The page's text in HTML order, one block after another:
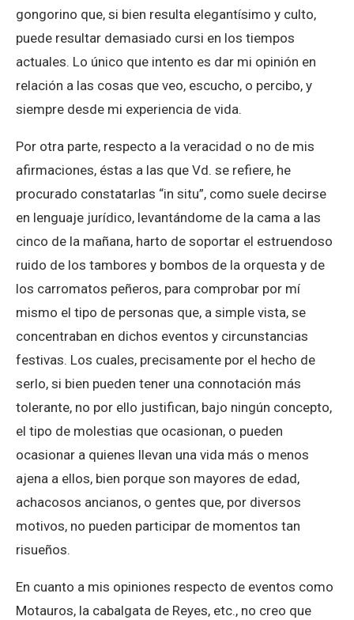
gongorino que, si bien resulta elegantísimo y culto,
puede resultar demasiado cursi en los tiempos
actuales. Lo único que intento es dar mi opinión en
relación a las cosas que veo, escucho, o percibo, y
siempre desde mi experiencia de vida.
Por otra parte, respecto a la veracidad o no de mis
afirmaciones, éstas a las que Vd. se refiere, he
procurado constatarlas “in situ”, como suele decirse
en lenguaje jurídico, levantándome de la cama a las
cinco de la mañana, harto de soportar el estruendoso
ruido de los tambores y bombos de la orquesta y de
los carromatos peñeros, para comprobar por mí
mismo el tipo de personas que, a simple vista, se
concentraban en dichos eventos y circunstancias
festivas. Los cuales, precisamente por el hecho de
serlo, si bien pueden tener una connotación más
tolerante, no por ello justifican, bajo ningún concepto,
el tipo de molestias que ocasionan, o pueden
ocasionar a quienes llevan una vida más o menos
ajena a ellos, bien porque son mayores de edad,
achacosos ancianos, o gentes que, por diversos
motivos, no pueden participar de momentos tan
risueños.
En cuanto a mis opiniones respecto de eventos como
Motauros, la cabalgata de Reyes, etc., no creo que